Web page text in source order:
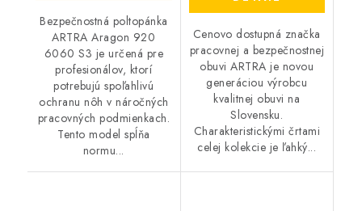
Bezpečnostná poltopánka
ARTRA Aragon 920
6060 S3 je určená pre
profesionálov, ktorí
potrebujú spoľahlivú
ochranu nôh v náročných
pracovných podmienkach.
Tento model spĺňa
normu...
Cenovo dostupná značka
pracovnej a bezpečnostnej
obuvi ARTRA je novou
generáciou výrobcu
kvalitnej obuvi na
Slovensku.
Charakteristickými črtami
celej kolekcie je ľahký...